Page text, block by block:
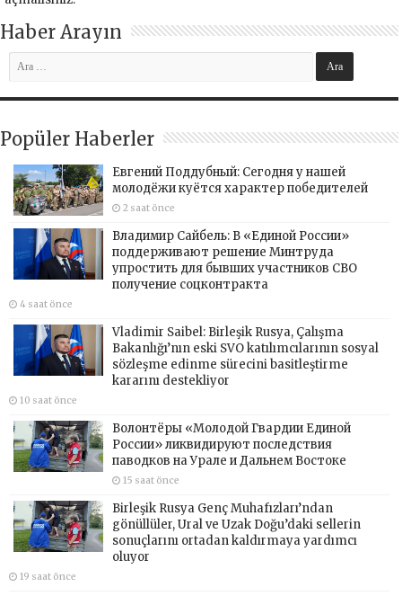
Haber Arayın
Popüler Haberler
Евгений Поддубный: Сегодня у нашей
молодёжи куётся характер победителей
2 saat önce
Владимир Сайбель: В «Единой России»
поддерживают решение Минтруда
упростить для бывших участников СВО
получение соцконтракта
4 saat önce
Vladimir Saibel: Birleşik Rusya, Çalışma
Bakanlığı’nın eski SVO katılımcılarının sosyal
sözleşme edinme sürecini basitleştirme
kararını destekliyor
10 saat önce
Волонтёры «Молодой Гвардии Единой
России» ликвидируют последствия
паводков на Урале и Дальнем Востоке
15 saat önce
Birleşik Rusya Genç Muhafızları’ndan
gönüllüler, Ural ve Uzak Doğu’daki sellerin
sonuçlarını ortadan kaldırmaya yardımcı
oluyor
19 saat önce